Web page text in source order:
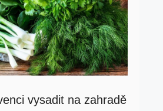
vysadit na zahradě